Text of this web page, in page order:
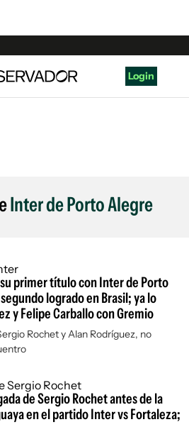
Login
Inter de Porto Alegre
primer título con Inter de Porto
logrado en Brasil; ya lo
y Felipe Carballo con Gremio
Rochet y Alan Rodríguez, no
de Sergio Rochet antes de la
en el partido Inter vs Fortaleza;